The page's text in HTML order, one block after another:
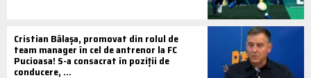
Cristian Bălașa, promovat din rolul de
team manager în cel de antrenor la FC
Pucioasa! S-a consacrat în poziții de
conducere, ...